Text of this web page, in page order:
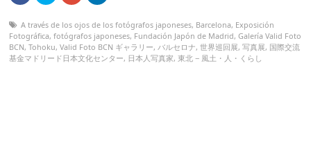
A través de los ojos de los fotógrafos japoneses, Barcelona, Exposición
Fotográfica,fotógrafos japoneses, Fundación Japón de Madrid,Galería Valid Foto
BCN,Tohoku,Valid Foto BCN ギャラリー, バルセロナ,世界巡回展,写真展, 国際交流
基金マドリード日本文化センター, 日本人写真家,東北 − 風土・人・くらし